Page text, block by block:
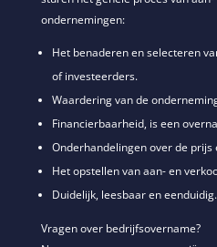
ondernemingen:
Het benaderen en selecteren
of investeerders.
Waardering van de
Financierbaarheid, is een
Onderhandelingen over de prijs
Het opstellen van aan- en
Duidelijk, leesbaar en eenduidig.
Vragen over bedrijfsovername?